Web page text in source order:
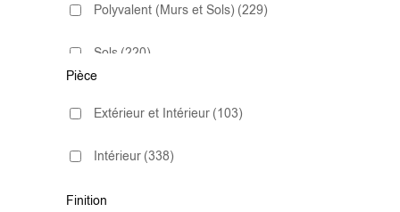
Polyvalent (Murs et Sols) (229)
Sols (220)
Pièce
Extérieur et Intérieur (103)
Intérieur (338)
Finition